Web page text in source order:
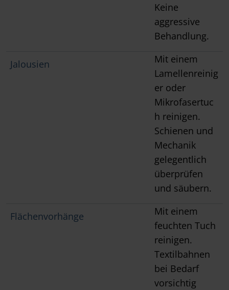
Keine
aggressive
Behandlung.
Jalousien
Mit einem
Lamellenreinig
er oder
Mikrofasertuc
h reinigen.
Schienen und
Mechanik
gelegentlich
überprüfen
und säubern.
Flächenvorhänge
Mit einem
feuchten Tuch
reinigen.
Textilbahnen
bei Bedarf
vorsichtig